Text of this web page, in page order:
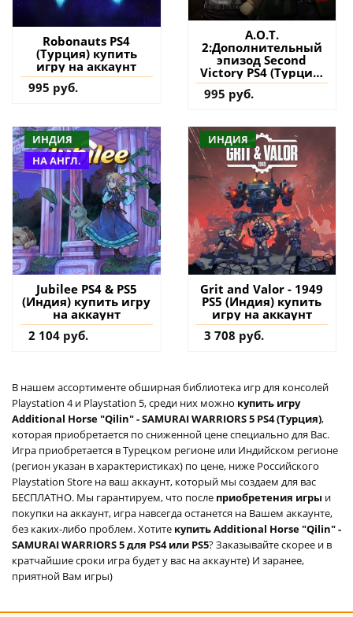
Robonauts PS4
(Турция) купить
игру на аккаунт
995 руб.
A.O.T.
2:Дополнительный
эпизод Second
Victory PS4 (Турция)
купить дополнение
на аккаунт
995 руб.
ИНДИЯ
НА АНГЛ.
Jubilee PS4 & PS5
(Индия) купить игру
на аккаунт
2 104 руб.
ИНДИЯ
Grit and Valor - 1949
PS5 (Индия) купить
игру на аккаунт
3 708 руб.
В нашем ассортименте обширная библиотека игр для консолей
Playstation 4 и Playstation 5, среди них можно купить игру
Additional Horse "Qilin" - SAMURAI WARRIORS 5 PS4 (Турция),
которая приобретается по сниженной цене специально для Вас.
Игра приобретается в Турецком регионе или Индийском регионе
(регион указан в характеристиках) по цене, ниже Российского
Playstation Store на ваш аккаунт, который мы создаем для вас
БЕСПЛАТНО. Мы гарантируем, что после приобретения игры и
покупки на аккаунт, игра навсегда останется на Вашем аккаунте,
без каких-либо проблем. Хотите купить Additional Horse "Qilin" -
SAMURAI WARRIORS 5 для PS4 или PS5? Заказывайте скорее и в
кратчайшие сроки игра будет у вас на аккаунте) И заранее,
приятной Вам игры)